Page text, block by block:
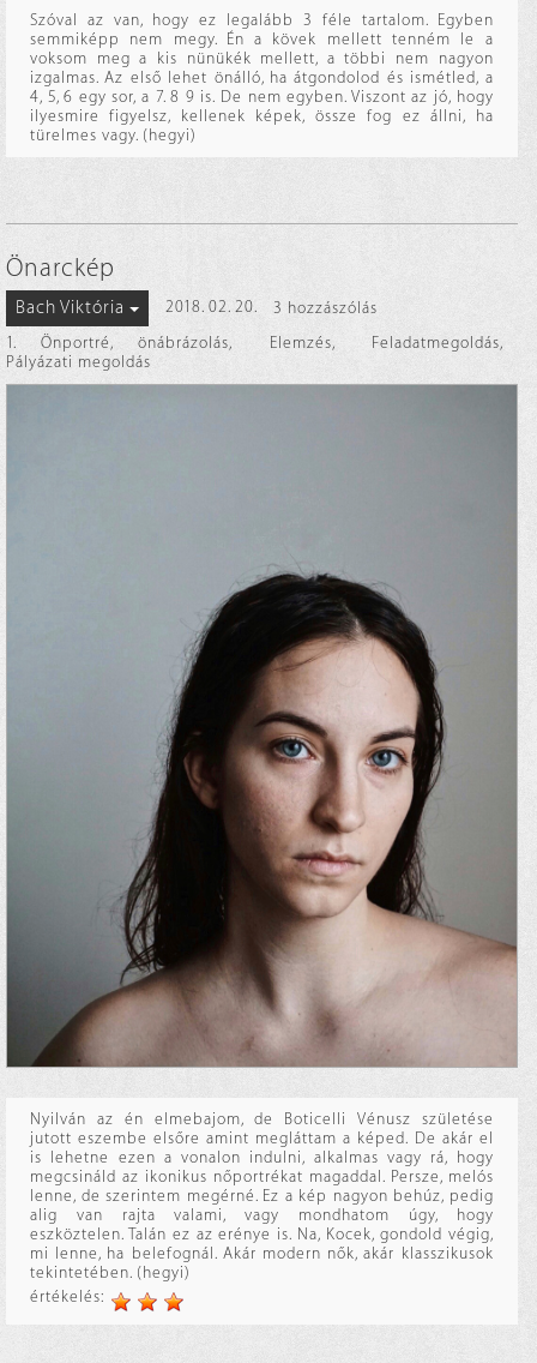
Szóval az van, hogy ez legalább 3 féle tartalom. Egyben
semmiképp nem megy. Én a kövek mellett tenném le a
voksom meg a kis nünükék mellett, a többi nem nagyon
izgalmas. Az első lehet önálló, ha átgondolod és ismétled, a
4, 5, 6 egy sor, a 7. 8 9 is. De nem egyben. Viszont az jó, hogy
ilyesmire figyelsz, kellenek képek, össze fog ez állni, ha
türelmes vagy. (hegyi)
Önarckép
Bach Viktória 2018. 02. 20.
3 hozzászólás
1. Önportré, önábrázolás, Elemzés, Feladatmegoldás,
Pályázati megoldás
Nyilván az én elmebajom, de Boticelli Vénusz születése
jutott eszembe elsőre amint megláttam a képed. De akár el
is lehetne ezen a vonalon indulni, alkalmas vagy rá, hogy
megcsináld az ikonikus nőportrékat magaddal. Persze, melós
lenne, de szerintem megérné. Ez a kép nagyon behúz, pedig
alig van rajta valami, vagy mondhatom úgy, hogy
eszköztelen. Talán ez az erénye is. Na, Kocek, gondold végig,
mi lenne, ha belefognál. Akár modern nők, akár klasszikusok
tekintetében. (hegyi)
értékelés: